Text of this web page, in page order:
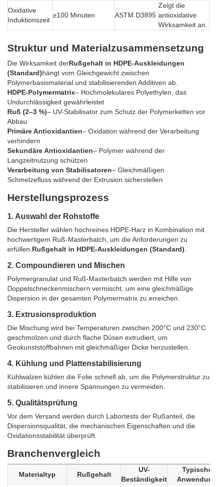
Oxidative
Induktionszeit
≥100 Minuten ASTM D3895
Zeigt die
antioxidative
Wirksamkeit an.
Struktur und Materialzusammensetzung
Die Wirksamkeit derRußgehalt in HDPE-Auskleidungen
(Standard)hängt vom Gleichgewicht zwischen
Polymerbasismaterial und stabilisierenden Additiven ab.
HDPE-Polymermatrix– Hochmolekulares Polyethylen, das
Undurchlässigkeit gewährleistet
Ruß (2–3 %)– UV-Stabilisator zum Schutz der Polymerketten vor
Abbau
Primäre Antioxidantien– Oxidation während der Verarbeitung
verhindern
Sekundäre Antioxidantien– Polymer während der
Langzeitnutzung schützen
Verarbeitung von Stabilisatoren– Gleichmäßigen
Schmelzefluss während der Extrusion sicherstellen
Herstellungsprozess
1. Auswahl der Rohstoffe
Die Hersteller wählen hochreines HDPE-Harz in Kombination mit
hochwertigem Ruß-Masterbatch, um die Anforderungen zu
erfüllen. Rußgehalt in HDPE-Auskleidungen (Standard)
2. Compoundieren und Mischen
Polymergranulat und Ruß-Masterbatch werden mit Hilfe von
Doppelschneckenmischern vermischt, um eine gleichmäßige
Dispersion in der gesamten Polymermatrix zu erreichen.
3. Extrusionsproduktion
Die Mischung wird bei Temperaturen zwischen 200°C und 230°C
geschmolzen und durch flache Düsen extrudiert, um
Geokunststoffbahnen mit gleichmäßiger Dicke herzustellen.
4. Kühlung und Plattenstabilisierung
Kühlwalzen kühlen die Folie schnell ab, um die Polymerstruktur zu
stabilisieren und innere Spannungen zu vermeiden.
5. Qualitätsprüfung
Vor dem Versand werden durch Labortests der Rußanteil, die
Dispersionsqualität, die mechanischen Eigenschaften und die
Oxidationsstabilität überprüft.
Branchenvergleich
Materialtyp Rußgehalt
UV-
Beständigkeit
Typische
Anwendung